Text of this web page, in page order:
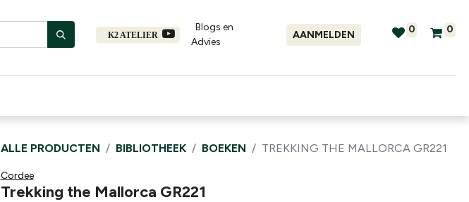
K2 ATELIER
Blogs en
Advies​
AANMELDEN 0 0
ALLE PRODUCTEN BIBLIOTHEEK BOEKEN TREKKING THE MALLORCA GR221
Cordee
Trekking the Mallorca GR221